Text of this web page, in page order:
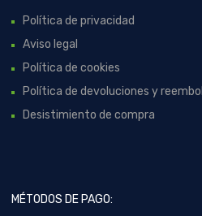
Política de privacidad
Aviso legal
Política de cookies
Política de devoluciones y
Desistimiento de compra
MÉTODOS DE PAGO: